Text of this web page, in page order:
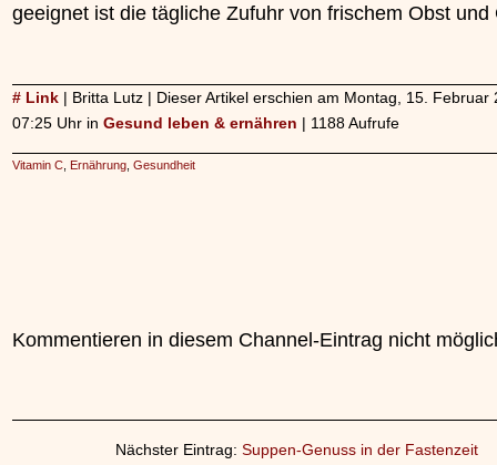
geeignet ist die tägliche Zufuhr von frischem Obst und
# Link | Britta Lutz | Dieser Artikel erschien am Montag, 15. Februar
07:25 Uhr in Gesund leben & ernähren | 1188 Aufrufe
Vitamin C Ernährung Gesundheit
Kommentieren in diesem Channel-Eintrag nicht
Nächster Eintrag: Suppen-Genuss in der Fastenzeit